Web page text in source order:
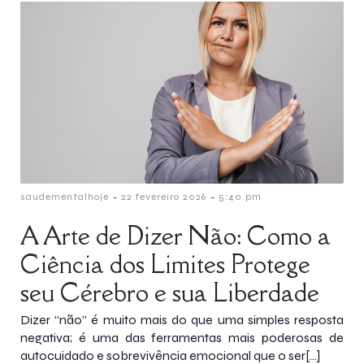
saudementalhoje - 22 fevereiro 2026 - 5:40 pm
A Arte de Dizer Não: Como a
Ciência dos Limites Protege
seu Cérebro e sua Liberdade
Dizer “não” é muito mais do que uma simples resposta
negativa; é uma das ferramentas mais poderosas de
autocuidado e sobrevivência emocional que o ser[…]